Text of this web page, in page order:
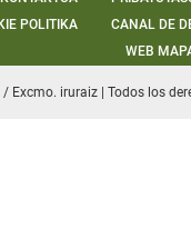
POLITIKA
CANAL DE
WEB
Excmo. iruraiz | Todos los